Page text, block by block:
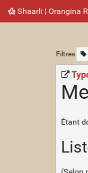
Shaarli ¦ Orangina
Filtres
Étant